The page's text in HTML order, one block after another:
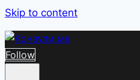
Skip to content
Follow